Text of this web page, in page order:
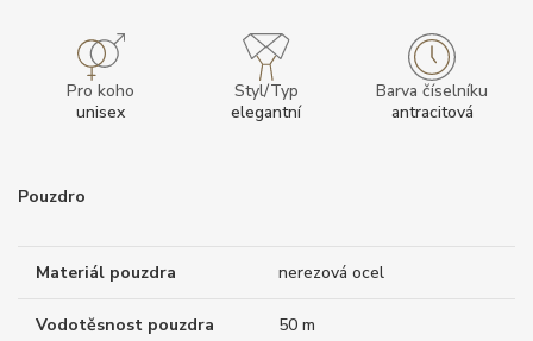
Pro koho
unisex
Styl/Typ
elegantní
Barva číselníku
antracitová
Pouzdro
Materiál pouzdra nerezová ocel
Vodotěsnost pouzdra 50 m